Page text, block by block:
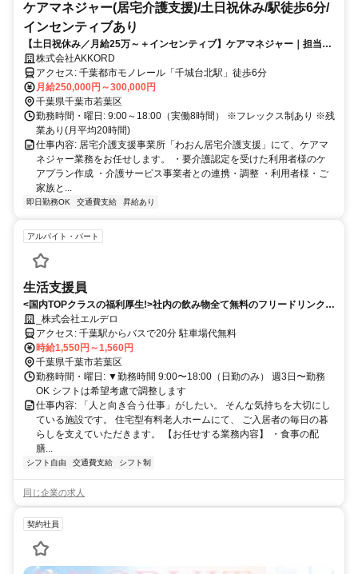
ケアマネジャー(居宅介護支援)/土日祝休み/駅徒歩6分/
インセンティブあり
【土日祝休み／月給25万～＋インセンティブ】ケアマネジャー｜担当件
数でしっかり収入UP｜千城台北駅徒歩6分｜わおん居宅介護支援
株式会社AKKORD
アクセス: 千葉都市モノレール「千城台北駅」徒歩6分
月給250,000円～300,000円
千葉県千葉市若葉区
勤務時間・曜日: 9:00～18:00（実働8時間） ※フレックス制あり ※残
業あり(月平均20時間)
仕事内容: 居宅介護支援事業所「わおん居宅介護支援」にて、ケアマ
ネジャー業務をお任せします。 ・要介護認定を受けた利用者様のケ
アプラン作成 ・介護サービス事業者との連携・調整 ・利用者様・ご
家族と...
即日勤務OK 交通費支給 昇給あり
アルバイト・パート
生活支援員
<国内TOPクラスの福利厚生!>社内の飲み物全て無料のフリードリンク制
度も!?『理想』を実現しませんか？
_株式会社エルデロ
アクセス: 千葉駅からバスで20分 駐車場代無料
時給1,550円～1,560円
千葉県千葉市若葉区
勤務時間・曜日: ▼勤務時間 9:00〜18:00（日勤のみ） 週3日〜勤務
OK シフトは希望考慮で調整します
仕事内容: 「人と向き合う仕事」がしたい。 そんな気持ちを大切にし
ている施設です。 住宅型有料老人ホームにて、 ご入居者の毎日の暮
らしを支えていただきます。 【お任せする業務内容】 ・食事の配
膳...
シフト自由 交通費支給 シフト制
同じ企業の求人
契約社員